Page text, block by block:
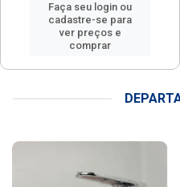
Faça seu login ou
cadastre-se para
ver preços e
comprar